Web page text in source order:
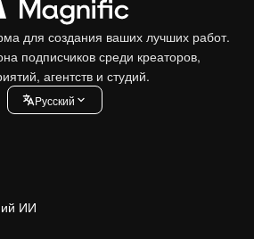
для создания ваших лучших работ.
подписчиков среди креаторов,
агентств и студий.
Pусский
ИИ